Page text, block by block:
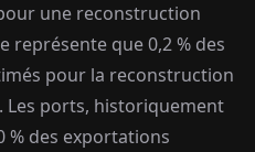
une reconstruction
représente que 0,2 % des
pour la reconstruction
. Les ports, historiquement
% des exportations